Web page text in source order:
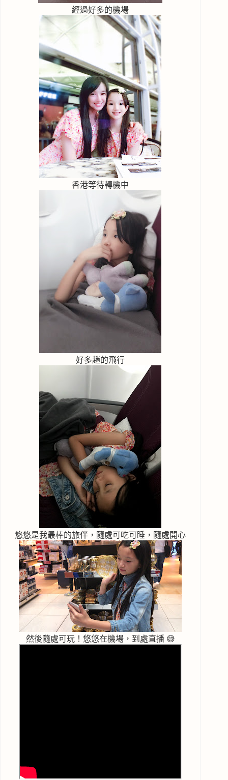
經過好多的機場
香港等待轉機中
好多趟的飛行
悠悠是我最棒的旅伴，隨處可吃可睡，隨處開心
然後隨處可玩！悠悠在機場，到處直播 😅